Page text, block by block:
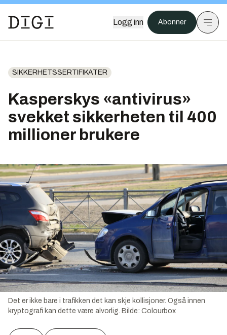
Logg inn Abonner
SIKKERHETSSERTIFIKATER
Kasperskys «antivirus»
svekket sikkerheten til 400
millioner brukere
Det er ikke bare i trafikken det kan skje kollisjoner. Også innen
kryptografi kan dette være alvorlig. Bilde: Colourbox